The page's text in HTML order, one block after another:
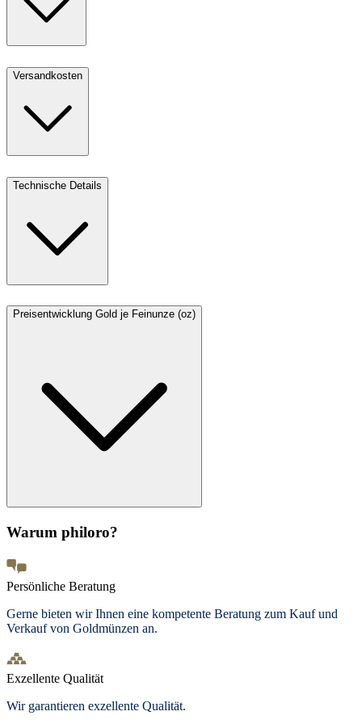
Versandkosten
Technische Details
Preisentwicklung Gold je Feinunze (oz)
Warum philoro?
Persönliche Beratung
Gerne bieten wir Ihnen eine kompetente Beratung zum Kauf und
Verkauf von Goldmünzen an.
Exzellente Qualität
Wir garantieren exzellente Qualität.